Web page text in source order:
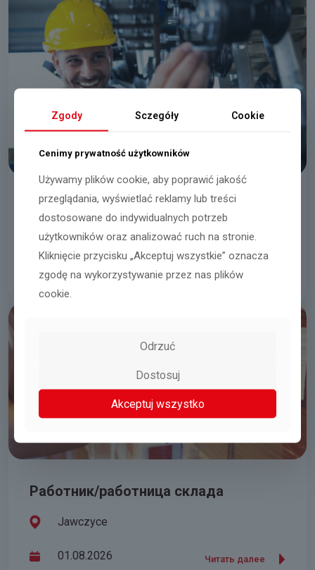
Механик(М/Ж)
Bukowice
03.08.2026 Читать далее
Работник/работница склада
Jawczyce
01.08.2026 Читать далее
Zgody Sczegóły Cookie
Cenimy prywatność użytkowników
Używamy plików cookie, aby poprawić jakość
przeglądania, wyświetlać reklamy lub treści
dostosowane do indywidualnych potrzeb
użytkowników oraz analizować ruch na stronie.
Kliknięcie przycisku „Akceptuj wszystkie” oznacza
zgodę na wykorzystywanie przez nas plików
cookie.
Odrzuć
Dostosuj
Akceptuj wszystko